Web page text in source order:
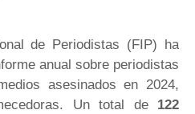
de Periodistas (FIP) ha
anual sobre periodistas
asesinados en 2024,
Un total de 122